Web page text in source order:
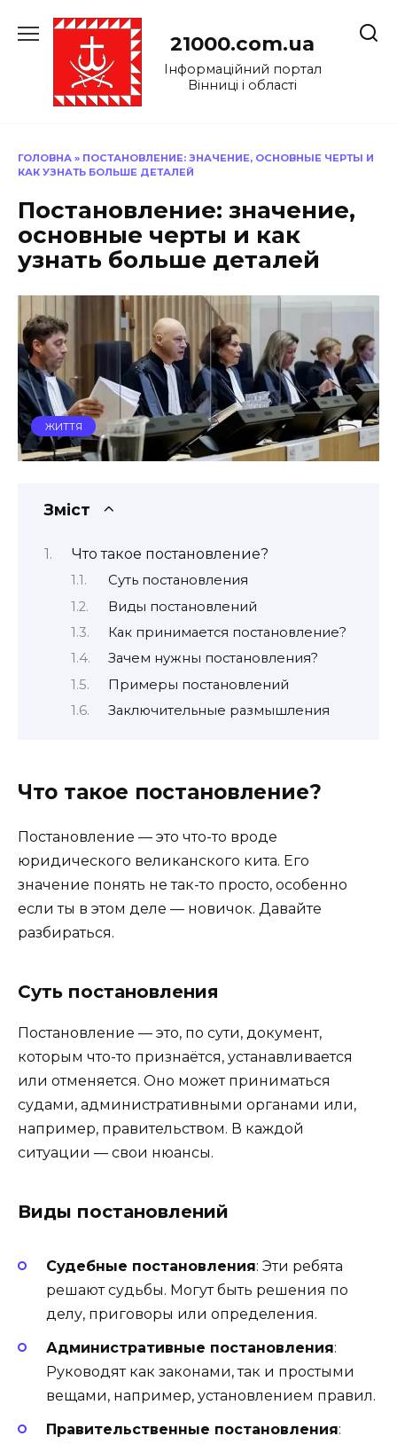
до
21000.com.ua
Інформаційний портал
Вінниці і області
ГОЛОВНА » ПОСТАНОВЛЕНИЕ: ЗНАЧЕНИЕ, ОСНОВНЫЕ ЧЕРТЫ И
КАК УЗНАТЬ БОЛЬШЕ ДЕТАЛЕЙ
Постановление: значение,
основные черты и как
узнать больше деталей
ЖИТТЯ
Зміст
Что такое постановление?
Суть постановления
Виды постановлений
Как принимается постановление?
Зачем нужны постановления?
Примеры постановлений
Заключительные размышления
Что такое постановление?
Постановление — это что-то вроде
юридического великанского кита. Его
значение понять не так-то просто, особенно
если ты в этом деле — новичок. Давайте
разбираться.
Суть постановления
Постановление — это, по сути, документ,
которым что-то признаётся, устанавливается
или отменяется. Оно может приниматься
судами, административными органами или,
например, правительством. В каждой
ситуации — свои нюансы.
Виды постановлений
Судебные постановления: Эти ребята
решают судьбы. Могут быть решения по
делу, приговоры или определения.
Административные постановления:
Руководят как законами, так и простыми
вещами, например, установлением правил.
Правительственные постановления: